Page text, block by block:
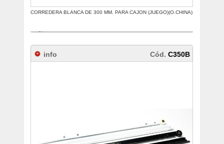
CORREDERA BLANCA DE 300 MM. PARA CAJON (JUEGO)(O.CHINA)
info Cód.C350B